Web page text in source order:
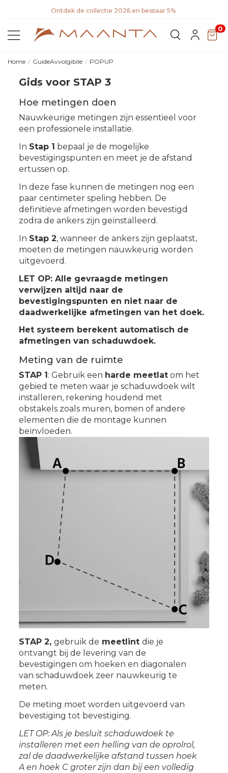
Ontdek de collectie 2026 en bespaar 5%
0
Home GuideAvvolgibile POPUP
Gids voor STAP 3
Hoe metingen doen
Nauwkeurige metingen zijn essentieel voor
een professionele installatie.
In Stap 1 bepaal je de mogelijke
bevestigingspunten en meet je de afstand
ertussen op.
In deze fase kunnen de metingen nog een
paar centimeter speling hebben. De
definitieve afmetingen worden bevestigd
zodra de ankers zijn geïnstalleerd.
In Stap 2, wanneer de ankers zijn geplaatst,
moeten de metingen nauwkeurig worden
uitgevoerd.
LET OP: Alle gevraagde metingen
verwijzen altijd naar de
bevestigingspunten en niet naar de
daadwerkelijke afmetingen van het doek.
Het systeem berekent automatisch de
afmetingen van schaduwdoek.
Meting van de ruimte
STAP 1 : Gebruik een harde meetlatom het
gebied te meten waar je schaduwdoek wilt
installeren, rekening houdend met
obstakels zoals muren, bomen of andere
elementen die de montage kunnen
beïnvloeden.
STAP 2, gebruik de meetlint die je
ontvangt bij de levering van de
bevestigingen om hoeken en diagonalen
van schaduwdoek zeer nauwkeurig te
meten.
De meting moet worden uitgevoerd van
bevestiging tot bevestiging.
LET OP: Als je besluit schaduwdoek te
installeren met een helling van de oprolrol,
zal de daadwerkelijke afstand tussen hoek
A en hoek C groter zijn dan bij een volledig